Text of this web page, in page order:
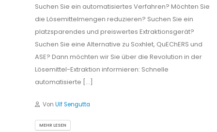
Suchen Sie ein automatisiertes Verfahren? Möchten Sie
die Lösemittelmengen reduzieren? Suchen Sie ein
platzsparendes und preiswertes Extraktionsgerät?
Suchen Sie eine Alternative zu Soxhlet, QuEChERS und
ASE? Dann möchten wir Sie über die Revolution in der
Lösemittel-Extraktion informieren: Schnelle
automatisierte […]
Von Ulf Sengutta
MEHR LESEN